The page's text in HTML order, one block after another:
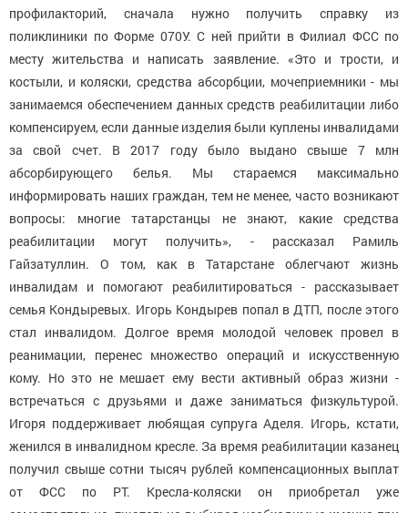
профилакторий, сначала нужно получить справку из
поликлиники по Форме 070У. С ней прийти в Филиал ФСС по
месту жительства и написать заявление. «Это и трости, и
костыли, и коляски, средства абсорбции, мочеприемники - мы
занимаемся обеспечением данных средств реабилитации либо
компенсируем, если данные изделия были куплены инвалидами
за свой счет. В 2017 году было выдано свыше 7 млн
абсорбирующего белья. Мы стараемся максимально
информировать наших граждан, тем не менее, часто возникают
вопросы: многие татарстанцы не знают, какие средства
реабилитации могут получить», - рассказал Рамиль
Гайзатуллин. О том, как в Татарстане облегчают жизнь
инвалидам и помогают реабилитироваться - рассказывает
семья Кондыревых. Игорь Кондырев попал в ДТП, после этого
стал инвалидом. Долгое время молодой человек провел в
реанимации, перенес множество операций и искусственную
кому. Но это не мешает ему вести активный образ жизни -
встречаться с друзьями и даже заниматься физкультурой.
Игоря поддерживает любящая супруга Аделя. Игорь, кстати,
женился в инвалидном кресле. За время реабилитации казанец
получил свыше сотни тысяч рублей компенсационных выплат
от ФСС по РТ. Кресла-коляски он приобретал уже